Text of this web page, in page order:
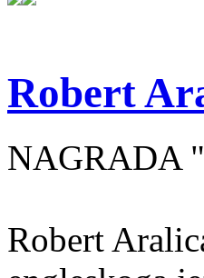
Robert
NAGRADA
Robert